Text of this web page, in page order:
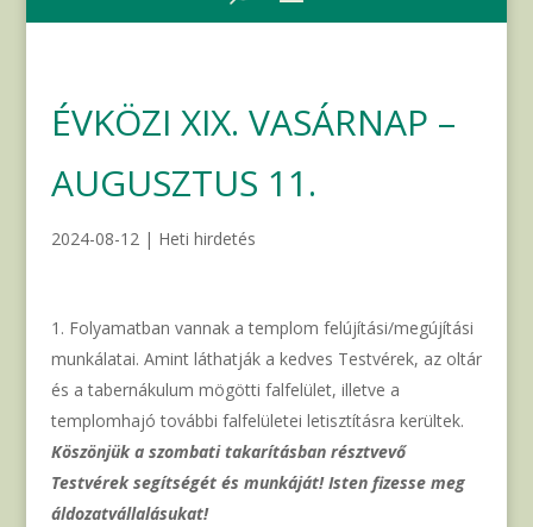
ÉVKÖZI XIX. VASÁRNAP –
AUGUSZTUS 11.
2024-08-12| Heti hirdetés
Folyamatban vannak a templom felújítási/megújítási
munkálatai. Amint láthatják a kedves Testvérek, az oltár
és a tabernákulum mögötti falfelület, illetve a
templomhajó további falfelületei letisztításra kerültek.
Köszönjük a szombati takarításban résztvevő
Testvérek segítségét és munkáját! Isten fizesse meg
áldozatvállalásukat!